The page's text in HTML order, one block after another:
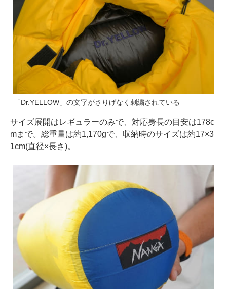
「Dr.YELLOW」の文字がさりげなく刺繍されている
サイズ展開はレギュラーのみで、対応身長の目安は178c
mまで。総重量は約1,170gで、収納時のサイズは約17×3
1cm(直径×長さ)。